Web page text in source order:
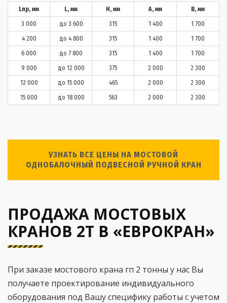
Lпр, мм L, мм H, мм А, мм В, мм
3 000 до 3 600 315 1 400 1 700
4 200 до 4 800 315 1 400 1 700
6 000 до 7 800 315 1 400 1 700
9 000 до 12 000 375 2 000 2 300
12 000 до 15 000 465 2 000 2 300
15 000 до 18 000 563 2 000 2 300
УЗНАТЬ ВСЕ ЦЕНЫ НА МОСТОВОЙ
ОДНОБАЛОЧНЫЙ ПОДВЕСНОЙ РУЧНОЙ КРАН
ПРОДАЖА МОСТОВЫХ
КРАНОВ 2Т В «ЕВРОКРАН»
При заказе мостового крана гп 2 тонны у нас Вы
получаете проектирование индивидуального
оборудования под Вашу специфику работы с учетом